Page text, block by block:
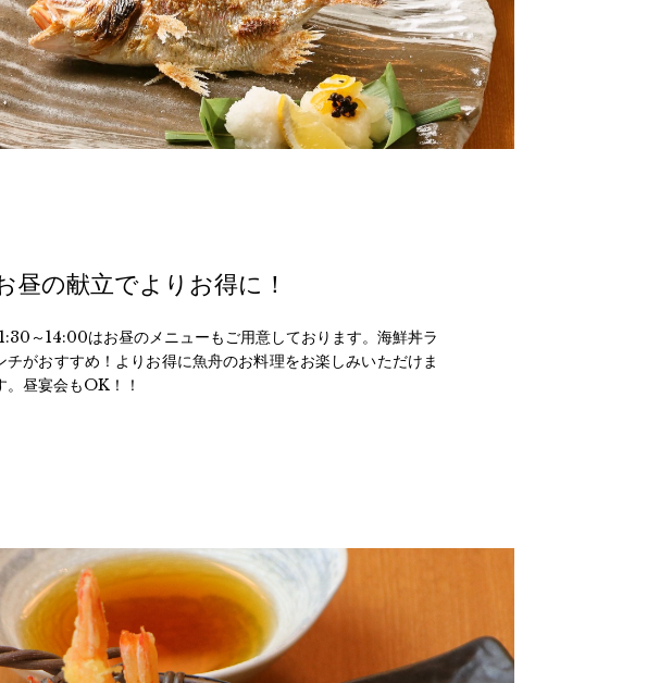
昼の献立でよりお得に！
～14:00はお昼のメニューもご用意しております。海鮮丼ラ
チがおすすめ！よりお得に魚舟のお料理をお楽しみいただけま
。昼宴会もOK！！